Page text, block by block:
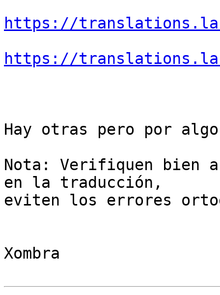
https://
https://
Hay otras pero por algo
Nota: Verifiquen bien
en la traducción,
eviten los errores
Xombra